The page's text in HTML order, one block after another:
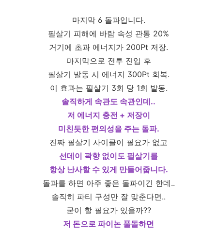
마지막 6 돌파입니다.
필살기 피해에 바람 속성 관통 20%
거기에 초과 에너지가 200Pt 저장.
마지막으로 전투 진입 후
필살기 발동 시 에너지 300Pt 회복.
이 효과는 필살기 3회 당 1회 발동.
솔직하게 속관도 속관인데..
저 에너지 충전 + 저장이
미친듯한 편의성을 주는 돌파.
진짜 필살기 사이클이 필요가 없고
선데이 곽향 없이도 필살기를
항상 난사할 수 있게 만들어줍니다.
돌파를 하면 아주 좋은 돌파이긴 한데..
솔직히 파티 구성만 잘 맞춘다면..
굳이 할 필요가 있을까??
저 돈으로 파이논 풀돌하면